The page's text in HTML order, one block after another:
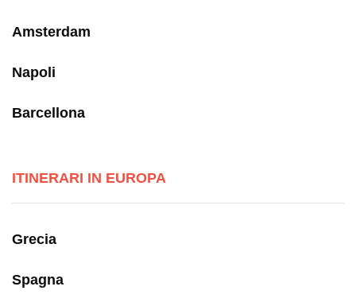
Amsterdam
Napoli
Barcellona
ITINERARI IN EUROPA
Grecia
Spagna